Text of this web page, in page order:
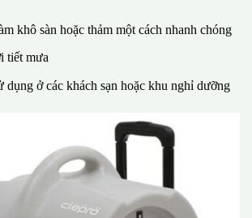
khô sàn hoặc thảm một cách nhanh chóng
tiết mưa
dụng ở các khách sạn hoặc khu nghỉ dưỡng